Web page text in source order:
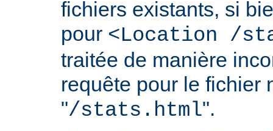
fichiers existants, si
pour <Location /
traitée de manière
requête pour le fichier
"/stats.html".